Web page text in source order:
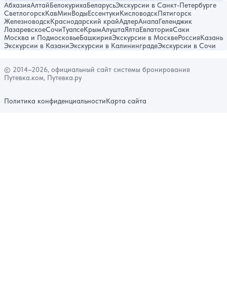
АбхазияАлтайБелокурихаБеларусьЭкскурсии в Санкт-Петербурге
СветлогорскКавМинВодыЕссентукиКисловодскПятигорск
ЖелезноводскКраснодарский крайАдлерАнапаГеленджик
ЛазаревскоеСочиТуапсеКрымАлуштаЯлтаЕвпаторияСаки
Москва и ПодмосковьеБашкирияЭкскурсии в МосквеРоссияКазань
Экскурсии в КазаниЭкскурсии в КалининградеЭкскурсии в Сочи
© 2014–2026, официальный сайт системы бронирования
Путевка.ком, Путевка.ру
Политика конфиденциальностиКарта сайта